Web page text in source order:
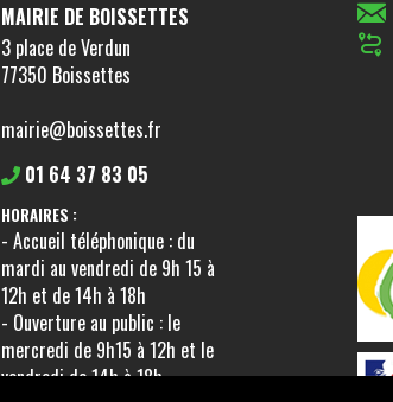
MAIRIE DE BOISSETTES
3 place de Verdun
77350 Boissettes
mairie@boissettes.fr
01 64 37 83 05
HORAIRES :
- Accueil téléphonique : du
mardi au vendredi de 9h 15 à
12h et de 14h à 18h
- Ouverture au public : le
mercredi de 9h15 à 12h et le
vendredi de 14h à 18h